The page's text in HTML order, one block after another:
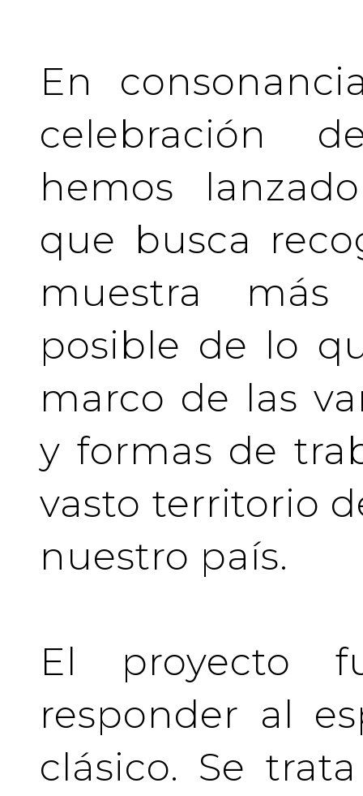
En
celebración
hemos
que busca
muestra
posible de lo
marco de las
y formas de
vasto territorio
nuestro país.
El proyecto
responder al
clásico. Se